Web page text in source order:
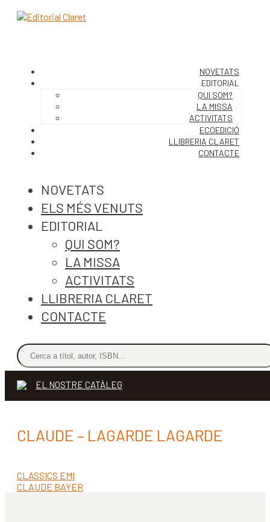
NOVETATS
EDITORIAL
QUI SOM?
LA MISSA
ACTIVITATS
ECOEDICIÓ
LLIBRERIA CLARET
CONTACTE
NOVETATS
ELS MÉS VENUTS
EDITORIAL
QUI SOM?
LA MISSA
ACTIVITATS
LLIBRERIA CLARET
CONTACTE
EL NOSTRE CATÀLEG
CLAUDE – LAGARDE LAGARDE
Navegació
d'entrades
Entrada
anterior:
CLASSICS EMI
Pròxima
CLAUDE BAYER